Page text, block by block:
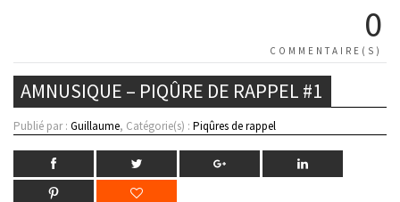
0
COMMENTAIRE(S)
AMNUSIQUE – PIQÛRE DE RAPPEL #1
Publié par : Guillaume, Catégorie(s) : Piqûres de rappel